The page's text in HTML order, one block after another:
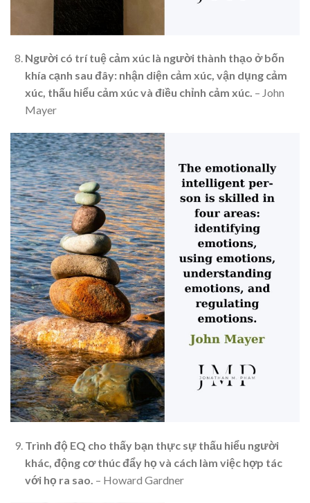
Người có trí tuệ cảm xúc là người thành thạo ở bốn
khía cạnh sau đây: nhận diện cảm xúc, vận dụng cảm
xúc, thấu hiểu cảm xúc và điều chỉnh cảm xúc. – John
Mayer
Trình độ EQ cho thấy bạn thực sự thấu hiểu người
khác, động cơ thúc đẩy họ và cách làm việc hợp tác
với họ ra sao. – Howard Gardner